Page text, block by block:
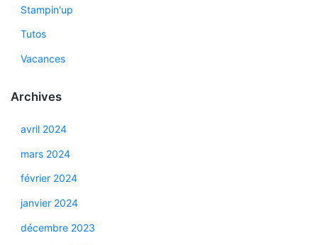
Stampin'up
Tutos
Vacances
Archives
avril 2024
mars 2024
février 2024
janvier 2024
décembre 2023